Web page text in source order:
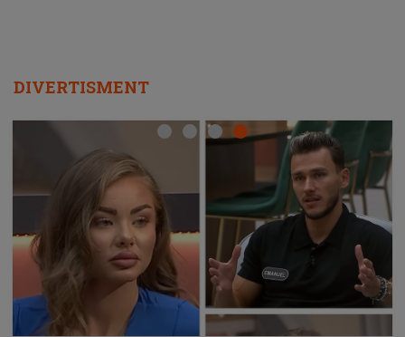
DIVERTISMENT